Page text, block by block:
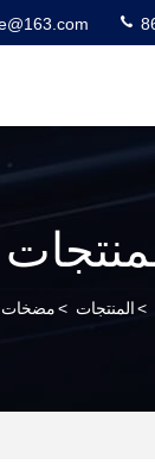
>المنتجات >مضخات